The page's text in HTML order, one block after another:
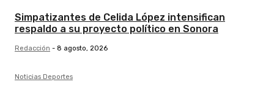
Simpatizantes de Celida López intensifican
respaldo a su proyecto político en Sonora
Redacción - 8 agosto, 2026
Noticias Deportes